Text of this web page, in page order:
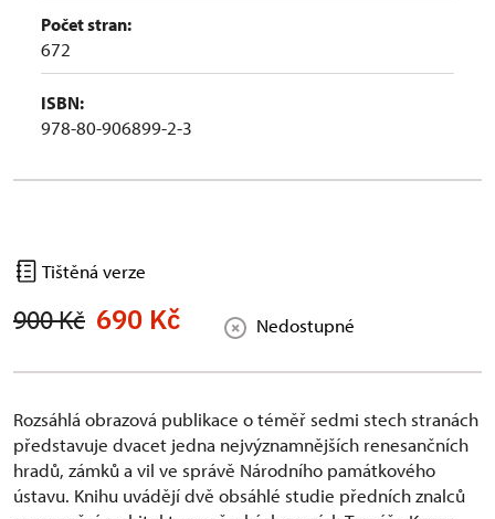
Počet stran:
672
ISBN:
978-80-906899-2-3
Tištěná verze
900 Kč 690 Kč Nedostupné
Rozsáhlá obrazová publikace o téměř sedmi stech stranách
představuje dvacet jedna nejvýznamnějších renesančních
hradů, zámků a vil ve správě Národního památkového
ústavu. Knihu uvádějí dvě obsáhlé studie předních znalců